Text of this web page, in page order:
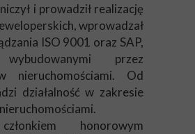
i prowadził realizację
wprowadzał
ISO 9001 oraz SAP,
wybudowanymi przez
nieruchomościami. Od
działalność w zakresie
honorowym